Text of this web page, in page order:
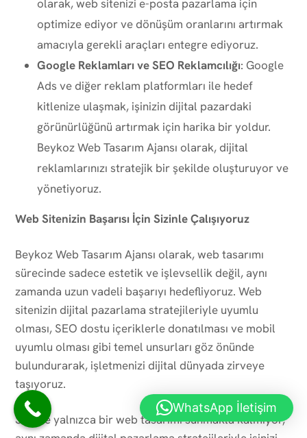
olarak, web sitenizi e-posta pazarlama için
optimize ediyor ve dönüşüm oranlarını artırmak
amacıyla gerekli araçları entegre ediyoruz.
Google Reklamları ve SEO Reklamcılığı: Google
Ads ve diğer reklam platformları ile hedef
kitlenize ulaşmak, işinizin dijital pazardaki
görünürlüğünü artırmak için harika bir yoldur.
Beykoz Web Tasarım Ajansı olarak, dijital
reklamlarınızı stratejik bir şekilde oluşturuyor ve
yönetiyoruz.
Web Sitenizin Başarısı İçin Sizinle Çalışıyoruz
Beykoz Web Tasarım Ajansı olarak, web tasarımı
sürecinde sadece estetik ve işlevsellik değil, aynı
zamanda uzun vadeli başarıyı hedefliyoruz. Web
sitenizin dijital pazarlama stratejileriyle uyumlu
olması, SEO dostu içeriklerle donatılması ve mobil
uyumlu olması gibi temel unsurları göz önünde
bulundurarak, işletmenizi dijital dünyada zirveye
taşıyoruz.
Sizlere yalnızca bir web tasarımı sunmakla kalmıyor,
WhatsApp İletişim